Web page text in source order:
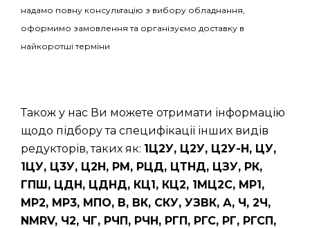
надамо повну консультацію з вибору обладнання,
оформимо замовлення та організуємо доставку в
найкоротші терміни
Також у нас Ви можете отримати інформацію
щодо підбору та специфікації інших видів
редукторів, таких як: 1Ц2У, Ц2У, Ц2У-Н, ЦУ,
1ЦУ, Ц3У, Ц2Н, РМ, РЦД, ЦТНД, ЦЗУ, РК,
ГПШ, ЦДН, ЦДНД, КЦ1, КЦ2, 1МЦ2С, МР1,
МР2, МР3, МПО, В, ВК, СКУ, УЗВК, А, Ч, 2Ч,
NMRV, Ч2, ЧГ, РЧП, РЧН, РГП, РГС, РГ, РГСП,